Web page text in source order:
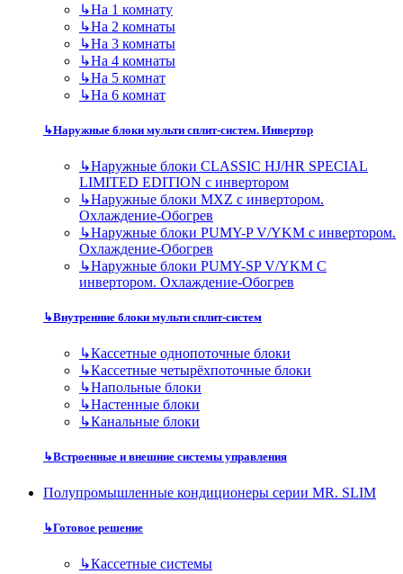
↳На 1 комнату
↳На 2 комнаты
↳На 3 комнаты
↳На 4 комнаты
↳На 5 комнат
↳На 6 комнат
↳Наружные блоки мульти сплит-систем. Инвертор
↳Наружные блоки CLASSIC HJ/HR SPECIAL
LIMITED EDITION с инвертором
↳Наружные блоки MXZ с инвертором.
Охлаждение-Обогрев
↳Наружные блоки PUMY-P V/YKM с инвертором.
Охлаждение-Обогрев
↳Наружные блоки PUMY-SP V/YKM С
инвертором. Охлаждение-Обогрев
↳Внутренние блоки мульти сплит-систем
↳Кассетные однопоточные блоки
↳Кассетные четырёхпоточные блоки
↳Напольные блоки
↳Настенные блоки
↳Канальные блоки
↳Встроенные и внешние системы управления
Полупромышленные кондиционеры серии MR. SLIM
↳Готовое решение
↳Кассетные системы